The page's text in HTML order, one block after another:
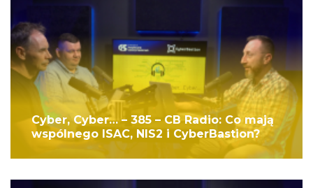
Cyber, Cyber… – 385 – CB Radio: Co mają
wspólnego ISAC, NIS2 i CyberBastion?